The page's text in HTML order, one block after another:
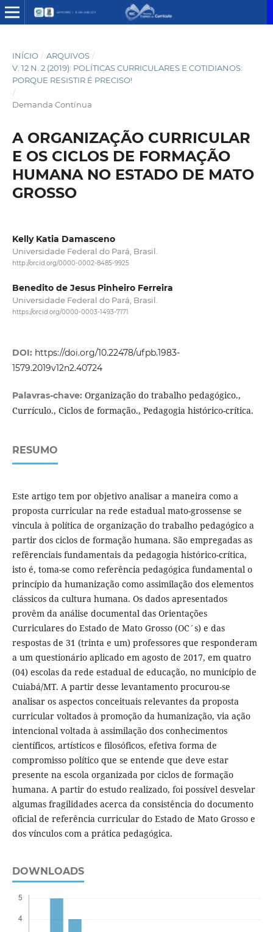
INÍCIO / ARQUIVOS /
V. 12 N. 2 (2019): POLÍTICAS CURRICULARES E COTIDIANOS:
PORQUE RESISTIR É PRECISO!
/
Demanda Contínua
A ORGANIZAÇÃO CURRICULAR
E OS CICLOS DE FORMAÇÃO
HUMANA NO ESTADO DE MATO
GROSSO
Kelly Katia Damasceno
Universidade Federal do Pará, Brasil.
http://orcid.org/0000-0002-8485-9925
Benedito de Jesus Pinheiro Ferreira
Universidade Federal do Pará, Brasil.
https://orcid.org/0000-0003-1493-7171
DOI: https://doi.org/10.22478/ufpb.1983-
1579.2019v12n2.40724
Palavras-chave: Organização do trabalho pedagógico.,
Currículo., Ciclos de formação., Pedagogia histórico-crítica.
RESUMO
Este artigo tem por objetivo analisar a maneira como a
proposta curricular na rede estadual mato-grossense se
vincula à política de organização do trabalho pedagógico a
partir dos ciclos de formação humana. São empregadas as
refêrenciais fundamentais da pedagogia histórico-crítica,
isto é, toma-se como referência pedagógica fundamental o
princípio da humanização como assimilação dos elementos
clássicos da cultura humana. Os dados apresentados
provêm da análise documental das Orientações
Curriculares do Estado de Mato Grosso (OC´s) e das
respostas de 31 (trinta e um) professores que responderam
a um questionário aplicado em agosto de 2017, em quatro
(04) escolas da rede estadual de educação, no município de
Cuiabá/MT. A partir desse levantamento procurou-se
analisar os aspectos conceituais relevantes da proposta
curricular voltados à promoção da humanização, via ação
intencional voltada à assimilação dos conhecimentos
científicos, artísticos e filosóficos, efetiva forma de
compromisso político que se entende que deve estar
presente na escola organizada por ciclos de formação
humana. A partir do estudo realizado, foi possível desvelar
algumas fragilidades acerca da consistência do documento
oficial de referência curricular do Estado de Mato Grosso e
dos vínculos com a prática pedagógica.
DOWNLOADS